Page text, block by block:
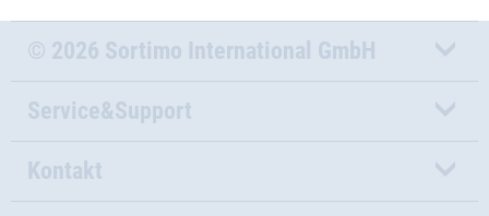
© 2026 Sortimo International GmbH
Service&Support
Kontakt